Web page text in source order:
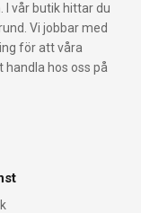
I vår butik hittar du
Vi jobbar med
för att våra
handla hos oss på